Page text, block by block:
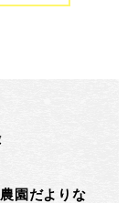
園だよりな